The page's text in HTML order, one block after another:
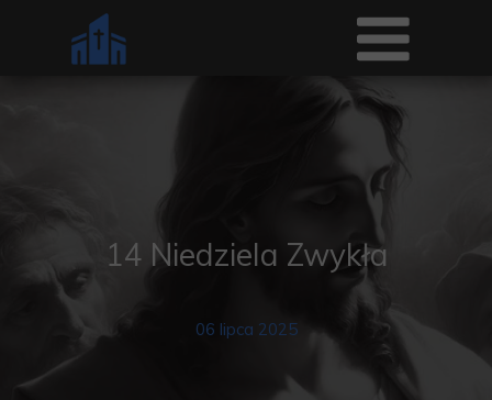
14 Niedziela Zwykła
06 lipca 2025